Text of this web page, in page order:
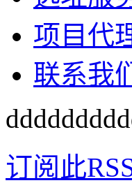
项目代
联系我们
订阅此